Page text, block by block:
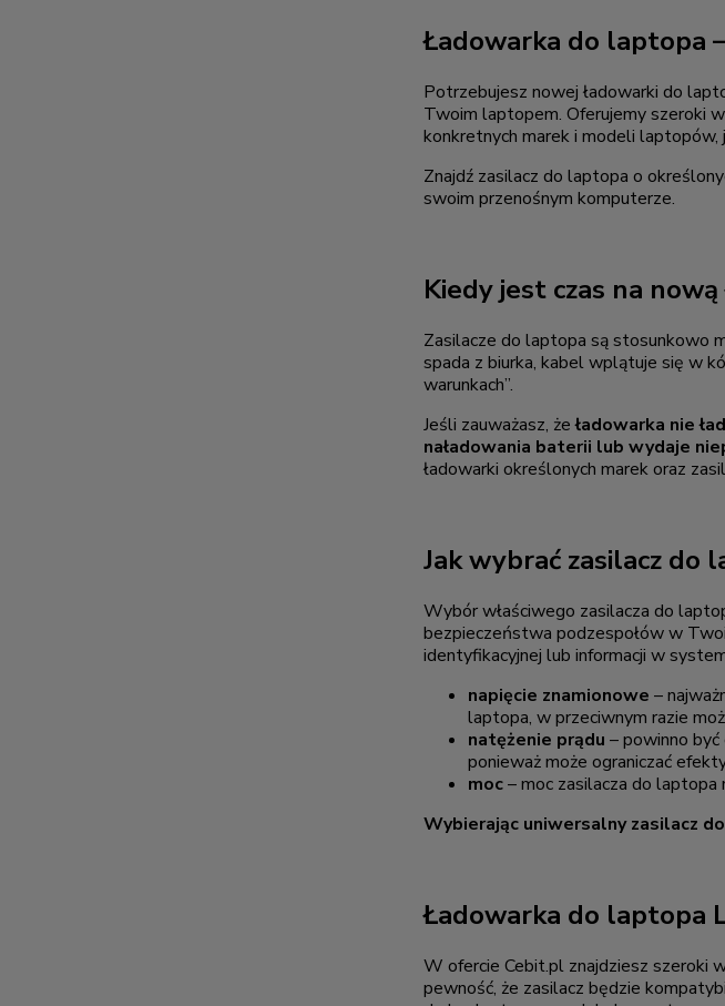
Ładowarka do laptopa
Potrzebujesz nowej ładowarki do
Twoim laptopem. Oferujemy szeroki
konkretnych marek i modeli laptopów,
Znajdź zasilacz do laptopa o
swoim przenośnym komputerze.
Kiedy jest czas na
Zasilacze do laptopa są stosunkowo
spada z biurka, kabel wplątuje się w
warunkach”.
Jeśli zauważasz, żeładowarka nie
naładowania baterii lub wydaje
ładowarki określonych marek oraz
Jak wybrać zasilacz do
Wybór właściwego zasilacza do
bezpieczeństwa podzespołów w
identyfikacyjnej lub informacji w
napięcie znamionowe –
laptopa, w przeciwnym razie
natężenie prądu – powinno być
ponieważ może ograniczać
moc– moc zasilacza do
Wybierając uniwersalny zasilacz
Ładowarka do laptopa
W ofercie Cebit.pl znajdziesz szeroki
pewność, że zasilacz będzie